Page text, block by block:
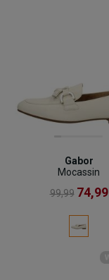
Gabor
Mocassin
99,99 74,99